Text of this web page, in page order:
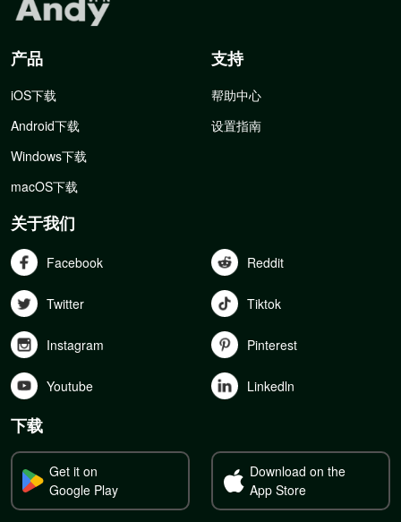
产品
iOS下载
Android下载
Windows下载
macOS下载
支持
帮助中心
设置指南
关于我们
Facebook Reddit
Twitter Tiktok
Instagram Pinterest
Youtube Linkedln
下载
Get it on
Google Play
Download on the
App Store